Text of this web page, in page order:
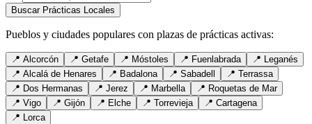
Buscar Prácticas Locales
Pueblos y ciudades populares con plazas de prácticas activas:
📍 Alcorcón 📍 Getafe 📍 Móstoles 📍 Fuenlabrada 📍 Leganés
📍 Alcalá de Henares 📍 Badalona 📍 Sabadell 📍 Terrassa
📍 Dos Hermanas 📍 Jerez 📍 Marbella 📍 Roquetas de Mar
📍 Vigo 📍 Gijón 📍 Elche 📍 Torrevieja 📍 Cartagena
📍 Lorca